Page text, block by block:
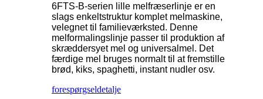
6FTS-B-serien lille melfræserlinje er en
slags enkeltstruktur komplet melmaskine,
velegnet til familieværksted. Denne
melformalingslinje passer til produktion af
skræddersyet mel og universalmel. Det
færdige mel bruges normalt til at fremstille
brød, kiks, spaghetti, instant nudler osv.
forespørgseldetalje